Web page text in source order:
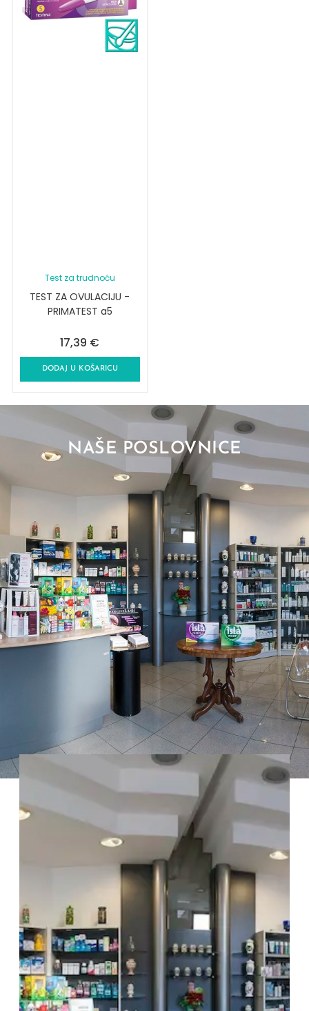
Test za trudnoću
TEST ZA OVULACIJU -
PRIMATEST a5
17,39 €
DODAJ U KOŠARICU
NAŠE POSLOVNICE